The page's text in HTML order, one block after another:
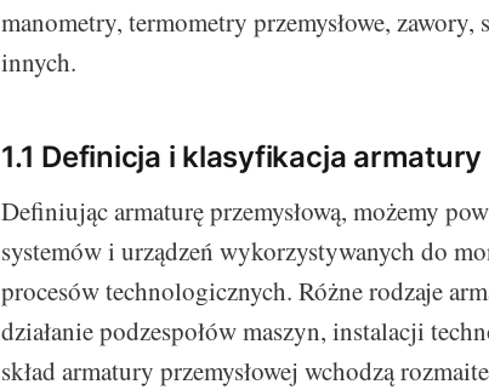
manometry, termometry przemysłowe,
innych.
1.1 Definicja i klasyfikacja armatury
Definiując armaturę przemysłową, możemy
systemów i urządzeń wykorzystywanych do
procesów technologicznych. Różne rodzaje
działanie podzespołów maszyn, instalacji
skład armatury przemysłowej wchodzą